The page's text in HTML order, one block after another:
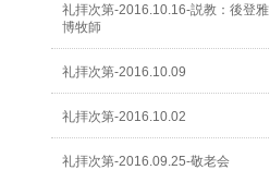
礼拝次第-2016.10.16-説教：後登雅
博牧師
礼拝次第-2016.10.09
礼拝次第-2016.10.02
礼拝次第-2016.09.25-敬老会